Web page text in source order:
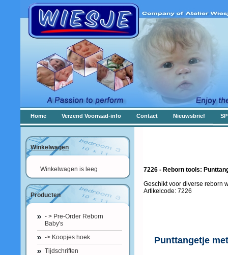
Home Verzend Voorraad-info Contact Nieuwsbrief
Winkelwagen
Winkelwagen is leeg
Producten
- > Pre-Order Reborn
Baby's
-> Koopjes hoek
Tijdschriften
7226 - Reborn tools:
Geschikt voor diverse reborn
Artikelcode: 7226
Punttangetje